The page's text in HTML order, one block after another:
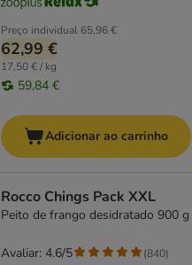
Preço individual 65,96 €
62,99 €
17,50 € / kg
59,84 €
Adicionar ao carrinho
Rocco Chings Pack XXL
Peito de frango desidratado 900 g
Avaliar: 4.6/5 (840)